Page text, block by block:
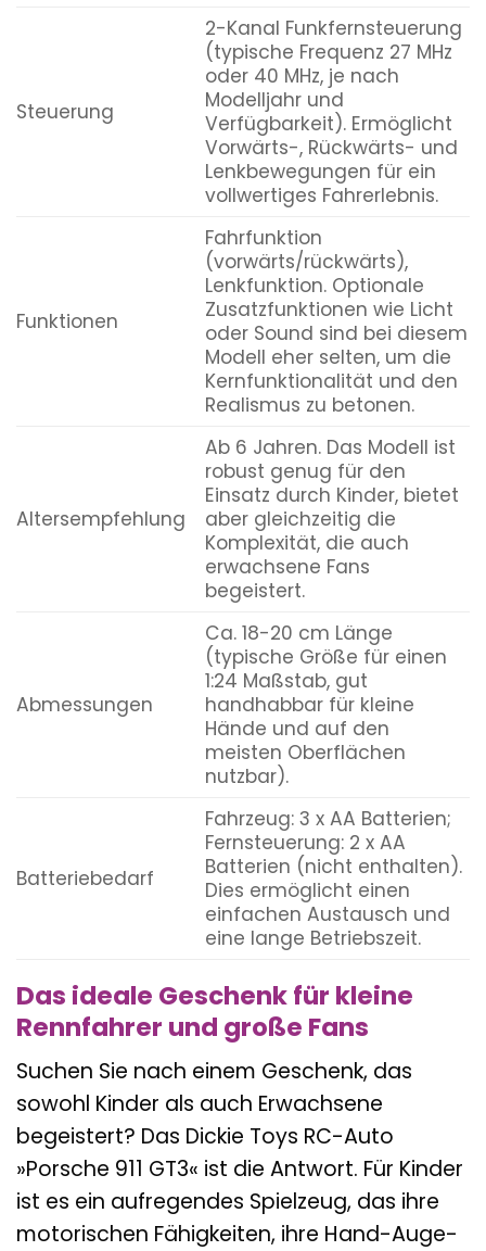
Steuerung
2-Kanal Funkfernsteuerung
(typische Frequenz 27 MHz
oder 40 MHz, je nach
Modelljahr und
Verfügbarkeit). Ermöglicht
Vorwärts-, Rückwärts- und
Lenkbewegungen für ein
vollwertiges Fahrerlebnis.
Funktionen
Fahrfunktion
(vorwärts/rückwärts),
Lenkfunktion. Optionale
Zusatzfunktionen wie Licht
oder Sound sind bei diesem
Modell eher selten, um die
Kernfunktionalität und den
Realismus zu betonen.
Altersempfehlung
Ab 6 Jahren. Das Modell ist
robust genug für den
Einsatz durch Kinder, bietet
aber gleichzeitig die
Komplexität, die auch
erwachsene Fans
begeistert.
Abmessungen
Ca. 18-20 cm Länge
(typische Größe für einen
1:24 Maßstab, gut
handhabbar für kleine
Hände und auf den
meisten Oberflächen
nutzbar).
Batteriebedarf
Fahrzeug: 3 x AA Batterien;
Fernsteuerung: 2 x AA
Batterien (nicht enthalten).
Dies ermöglicht einen
einfachen Austausch und
eine lange Betriebszeit.
Das ideale Geschenk für kleine
Rennfahrer und große Fans
Suchen Sie nach einem Geschenk, das
sowohl Kinder als auch Erwachsene
begeistert? Das Dickie Toys RC-Auto
»Porsche 911 GT3« ist die Antwort. Für Kinder
ist es ein aufregendes Spielzeug, das ihre
motorischen Fähigkeiten, ihre Hand-Auge-